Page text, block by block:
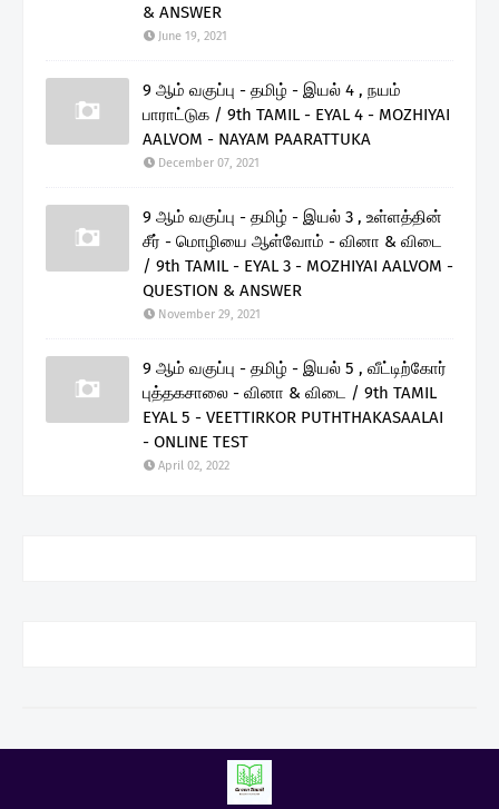
& ANSWER
June 19, 2021
9 ஆம் வகுப்பு - தமிழ் - இயல் 4 , நயம்
பாராட்டுக / 9th TAMIL - EYAL 4 - MOZHIYAI
AALVOM - NAYAM PAARATTUKA
December 07, 2021
9 ஆம் வகுப்பு - தமிழ் - இயல் 3 , உள்ளத்தின்
சீர் - மொழியை ஆள்வோம் - வினா & விடை
/ 9th TAMIL - EYAL 3 - MOZHIYAI AALVOM -
QUESTION & ANSWER
November 29, 2021
9 ஆம் வகுப்பு - தமிழ் - இயல் 5 , வீட்டிற்கோர்
புத்தகசாலை - வினா & விடை / 9th TAMIL
EYAL 5 - VEETTIRKOR PUTHTHAKASAALAI
- ONLINE TEST
April 02, 2022